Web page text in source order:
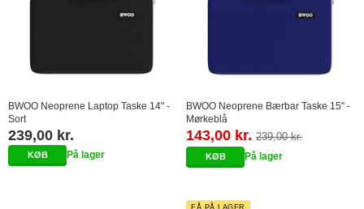
BWOO Neoprene Laptop Taske 14" -
Sort
239,00 kr.
På lager
BWOO Neoprene Bærbar Taske 15" -
Mørkeblå
143,00 kr. 239,00 kr.
På lager